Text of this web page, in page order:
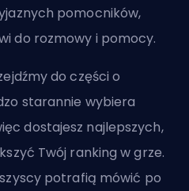
pomocników,
do rozmowy i pomocy.
do części o
starannie wybiera
dostajesz najlepszych,
Twój ranking w grze.
potrafią mówić po